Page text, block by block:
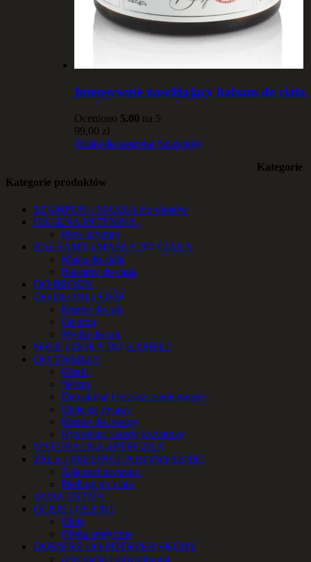
Intensywnie nawilżający balsam do ciała
Oceniono 5.00 na 5
99,00 zł
Dodaj do koszyka Szczegóły
Kategorie produktów
SZAMPON i MASKA do włosów
HIGIENA INTYMNA
Płyn intymny
BALSAMY i MASŁA DO CIAŁA
Masła do ciała
Balsamy do ciała
DO BRODY
DO DŁONI i STÓP
Kremy do rąk
Do stóp
Mydła do rąk
SOLE i ZIOŁA DO KĄPIELI
DO TWARZY
Glinki
Serum
Demakijaż i oczyszczanie twarzy
Oleje do twarzy
Kremy do twarzy
Hydrolaty i wody kwiatowe
NATURALNA APTECZKA
ŻELE I PEELINGI POD PRYSZNIC
Żele pod prysznic
Peelingi do ciała
JAMA USTNA
OLEJE i OLEJKI
Oleje
Olejki eteryczne
DOBIERZ DO POTRZEB SKÓRY
cera sucha i odwodniona
Kategorie